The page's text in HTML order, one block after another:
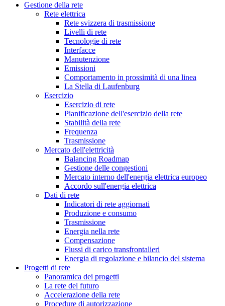
Gestione della rete
Rete elettrica
Rete svizzera di trasmissione
Livelli di rete
Tecnologie di rete
Interfacce
Manutenzione
Emissioni
Comportamento in prossimità di una linea
La Stella di Laufenburg
Esercizio
Esercizio di rete
Pianificazione dell'esercizio della rete
Stabilità della rete
Frequenza
Trasmissione
Mercato dell'elettricità
Balancing Roadmap
Gestione delle congestioni
Mercato interno dell'energia elettrica europeo
Accordo sull'energia elettrica
Dati di rete
Indicatori di rete aggiornati
Produzione e consumo
Trasmissione
Energia nella rete
Compensazione
Flussi di carico transfrontalieri
Energia di regolazione e bilancio del sistema
Progetti di rete
Panoramica dei progetti
La rete del futuro
Accelerazione della rete
Procedure di autorizzazione